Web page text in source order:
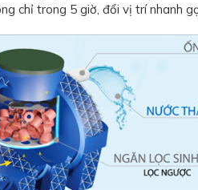
chỉ trong 5 giờ, đổi vị trí nhanh